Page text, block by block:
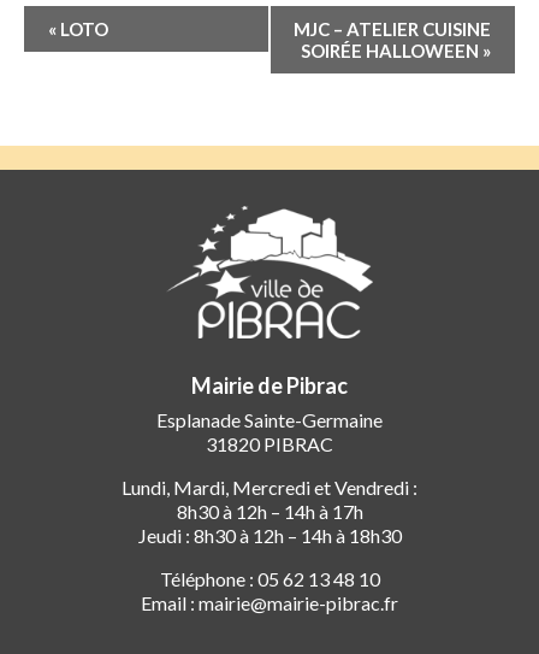
Navigation
Évènement
« LOTO
MJC – ATELIER CUISINE
SOIRÉE HALLOWEEN »
Mairie de Pibrac
Esplanade Sainte-Germaine
31820 PIBRAC
Lundi, Mardi, Mercredi et Vendredi :
8h30 à 12h – 14h à 17h
Jeudi : 8h30 à 12h – 14h à 18h30
Téléphone : 05 62 13 48 10
Email : mairie@mairie-pibrac.fr